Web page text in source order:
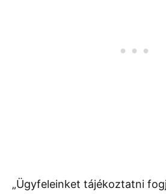
„Ügyfeleinket tájékoztatni